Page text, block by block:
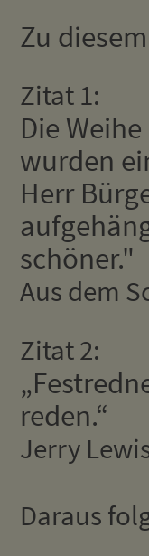
Zu
Zitat 1:
Die
wurden
Herr
schöner."
Aus dem
Zitat 2:
reden.“
Jerry
Daraus